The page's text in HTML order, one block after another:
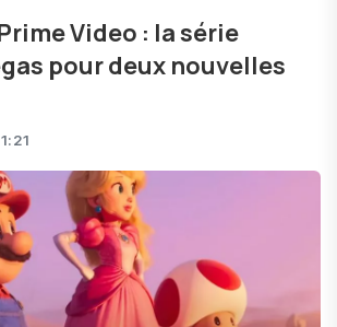
Video : la série
pour deux nouvelles